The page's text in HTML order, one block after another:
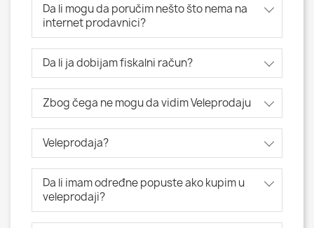
Da li mogu da poručim nešto što nema na
internet prodavnici?
Da li ja dobijam fiskalni račun?
Zbog čega ne mogu da vidim Veleprodaju
Veleprodaja?
Da li imam određne popuste ako kupim u
veleprodaji?